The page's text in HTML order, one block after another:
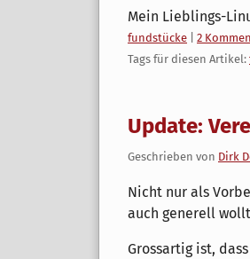
Mein Lieblings-
Kategorien:
fundstücke
2
Tags für diesen Artikel:
Update:
Geschrieben von Dirk
Nicht nur als
auch generell
Grossartig ist,